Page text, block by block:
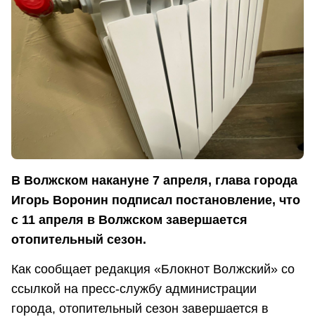
В Волжском накануне 7 апреля, глава города
Игорь Воронин подписал постановление, что
с 11 апреля в Волжском завершается
отопительный сезон.
Как сообщает редакция «Блокнот Волжский» со
ссылкой на пресс-службу администрации
города, отопительный сезон завершается в